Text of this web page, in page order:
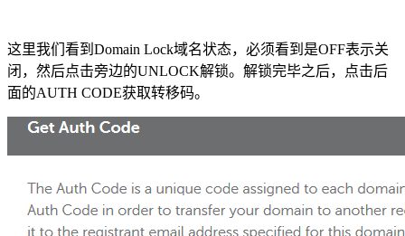
这里我们看到Domain Lock域名状态，必须看到是OFF表示关
闭，然后点击旁边的UNLOCK解锁。解锁完毕之后，点击后
面的AUTH CODE获取转移码。